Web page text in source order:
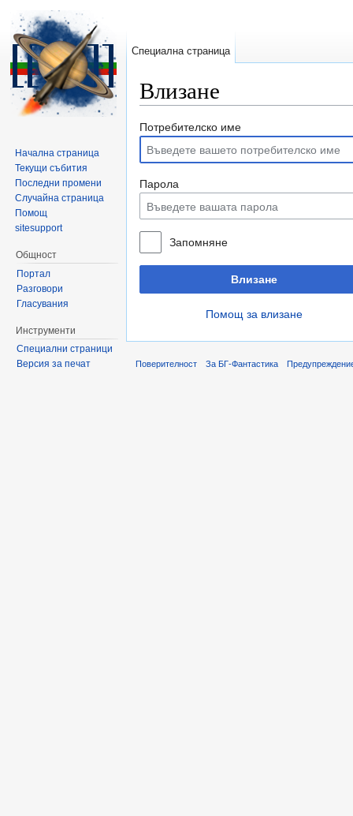
Влизане
Потребителско име
Парола
Запомняне
Влизане
Помощ за влизане
Специална страница
Начална страница
Текущи събития
Последни промени
Случайна страница
Помощ
sitesupport
Общност
Портал
Разговори
Гласувания
Инструменти
Специални страници
Версия за печат
Поверителност За БГ-Фантастика